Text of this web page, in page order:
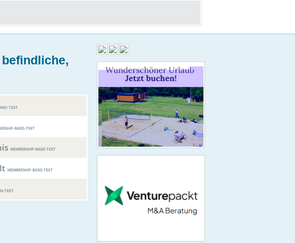
TEXT
BASIS-TEXT
MEMBERSHIP-BASIS-TEXT
MEMBERSHIP-BASIS-TEXT
TEXT